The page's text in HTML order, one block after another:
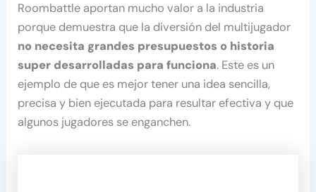
Roombattle aportan mucho valor a la industria
porque demuestra que la diversión del multijugador
no necesita grandes presupuestos o historia
super desarrolladas para funciona. Este es un
ejemplo de que es mejor tener una idea sencilla,
precisa y bien ejecutada para resultar efectiva y que
algunos jugadores se enganchen.